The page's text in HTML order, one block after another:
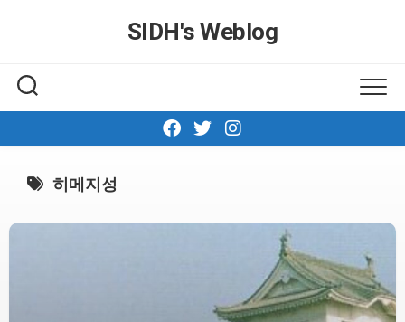
SIDH′s Weblog
히메지성